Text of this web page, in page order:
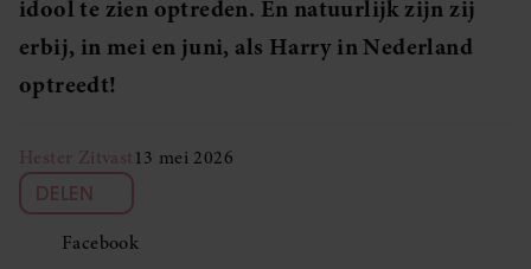
idool te zien optreden. En natuurlijk zijn zij
erbij, in mei en juni, als Harry in Nederland
optreedt!
Hester Zitvast13 mei 2026
DELEN
Facebook